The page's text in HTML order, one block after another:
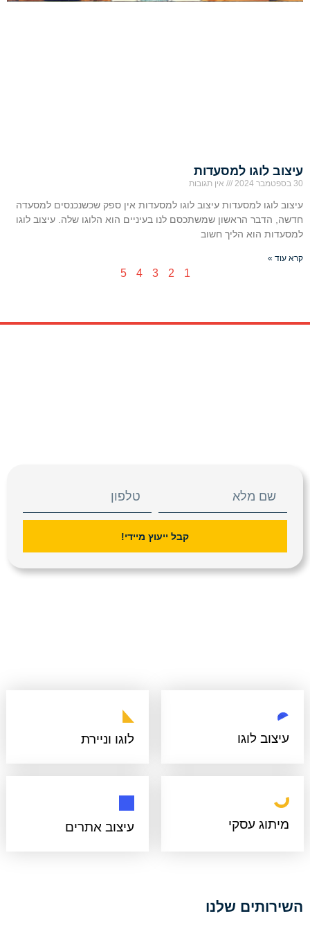
עיצוב לוגו למסעדות
30 בספטמבר 2024 אין תגובות
עיצוב לוגו למסעדות עיצוב לוגו למסעדות אין ספק שכשנכנסים למסעדה
חדשה, הדבר הראשון שמשתכסם לנו בעיניים הוא הלוגו שלה. עיצוב לוגו
למסעדות הוא הליך חשוב
קרא עוד »
1
2
3
4
5
קבל ייעוץ מיידי!
עיצוב לוגו לוגו וניירת
מיתוג עסקי עיצוב אתרים
השירותים שלנו